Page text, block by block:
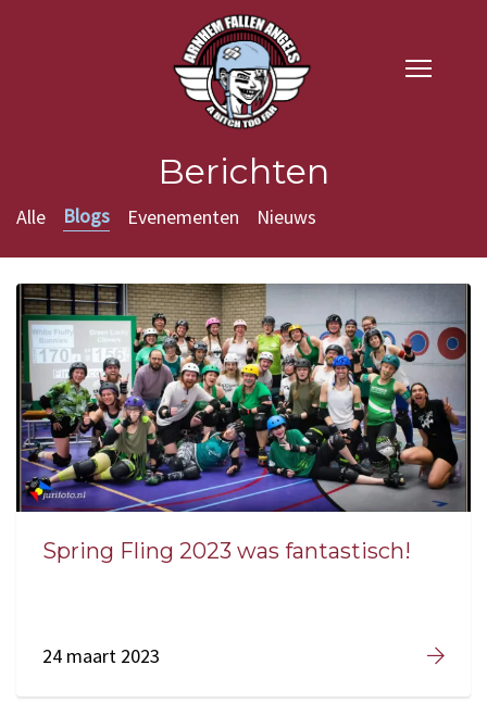
Berichten
Alle Blogs Evenementen Nieuws
Spring Fling 2023 was fantastisch!
24 maart 2023